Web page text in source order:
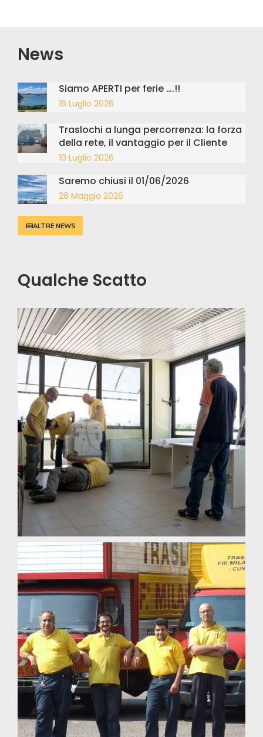
News
Siamo APERTI per ferie ….!!
16 Luglio 2026
Traslochi a lunga percorrenza: la forza
della rete, il vantaggio per il Cliente
10 Luglio 2026
Saremo chiusi il 01/06/2026
28 Maggio 2026
ALTRE NEWS
Qualche Scatto